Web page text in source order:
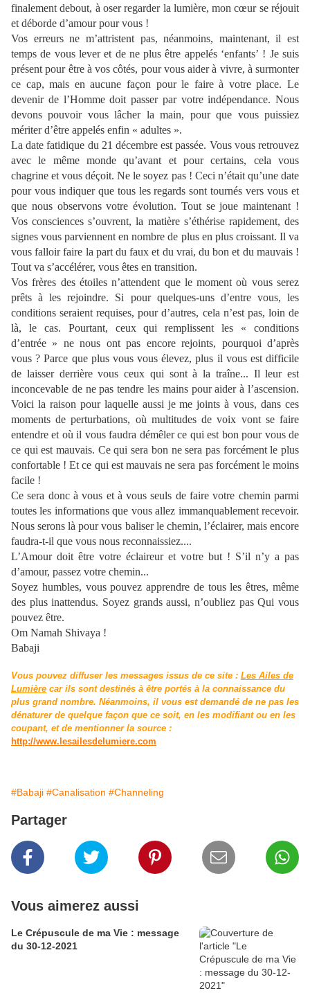
finalement debout, à oser regarder la lumière, mon cœur se réjouit
et déborde d’amour pour vous !
Vos erreurs ne m’attristent pas, néanmoins, maintenant, il est
temps de vous lever et de ne plus être appelés ‘enfants’ ! Je suis
présent pour être à vos côtés, pour vous aider à vivre, à surmonter
ce cap, mais en aucune façon pour le faire à votre place. Le
devenir de l’Homme doit passer par votre indépendance. Nous
devons pouvoir vous lâcher la main, pour que vous puissiez
mériter d’être appelés enfin « adultes ».
La date fatidique du 21 décembre est passée. Vous vous retrouvez
avec le même monde qu’avant et pour certains, cela vous
chagrine et vous déçoit. Ne le soyez pas ! Ceci n’était qu’une date
pour vous indiquer que tous les regards sont tournés vers vous et
que nous observons votre évolution. Tout se joue maintenant !
Vos consciences s’ouvrent, la matière s’éthérise rapidement, des
signes vous parviennent en nombre de plus en plus croissant. Il va
vous falloir faire la part du faux et du vrai, du bon et du mauvais !
Tout va s’accélérer, vous êtes en transition.
Vos frères des étoiles n’attendent que le moment où vous serez
prêts à les rejoindre. Si pour quelques-uns d’entre vous, les
conditions seraient requises, pour d’autres, cela n’est pas, loin de
là, le cas. Pourtant, ceux qui remplissent les « conditions
d’entrée » ne nous ont pas encore rejoints, pourquoi d’après
vous ? Parce que plus vous vous élevez, plus il vous est difficile
de laisser derrière vous ceux qui sont à la traîne... Il leur est
inconcevable de ne pas tendre les mains pour aider à l’ascension.
Voici la raison pour laquelle aussi je me joints à vous, dans ces
moments de perturbations, où multitudes de voix vont se faire
entendre et où il vous faudra démêler ce qui est bon pour vous de
ce qui est mauvais. Ce qui sera bon ne sera pas forcément le plus
confortable ! Et ce qui est mauvais ne sera pas forcément le moins
facile !
Ce sera donc à vous et à vous seuls de faire votre chemin parmi
toutes les informations que vous allez immanquablement recevoir.
Nous serons là pour vous baliser le chemin, l’éclairer, mais encore
faudra-t-il que vous nous reconnaissiez....
L’Amour doit être votre éclaireur et votre but ! S’il n’y a pas
d’amour, passez votre chemin...
Soyez humbles, vous pouvez apprendre de tous les êtres, même
des plus inattendus. Soyez grands aussi, n’oubliez pas Qui vous
pouvez être.
Om Namah Shivaya !
Babaji
Vous pouvez diffuser les messages issus de ce site : Les Ailes de
Lumière car ils sont destinés à être portés à la connaissance du
plus grand nombre. Néanmoins, il vous est demandé de ne pas les
dénaturer de quelque façon que ce soit, en les modifiant ou en les
coupant, et de mentionner la source :
http://www.lesailesdelumiere.com
#Babaji #Canalisation #Channeling
Partager
Vous aimerez aussi
Le Crépuscule de ma Vie : message
du 30-12-2021